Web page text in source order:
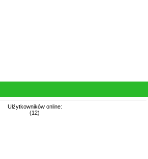
Ułźytkowników online:
(12)